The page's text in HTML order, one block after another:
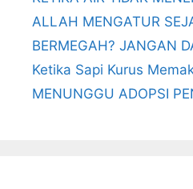
ALLAH MENGATUR
BERMEGAH? JANGAN
Ketika Sapi Kurus
MENUNGGU ADOPSI